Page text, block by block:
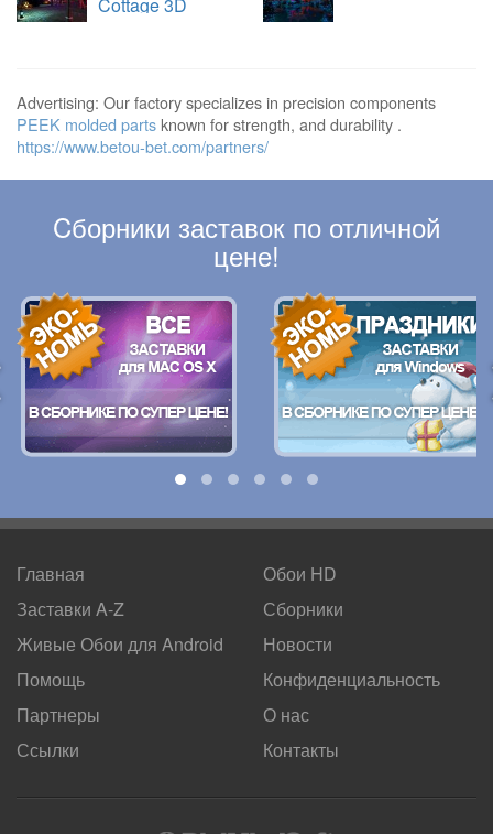
Advertising: Our factory specializes in precision components
PEEK molded partsknown for strength, and durability .
https://www.betou-bet.com/partners/
Cборники заставок по отличной
цене!
Главная
Заставки A-Z
Живые Обои для Android
Обои HD
Сборники
Новости
Помощь
Партнеры
Ссылки
Конфиденциальность
О нас
Контакты